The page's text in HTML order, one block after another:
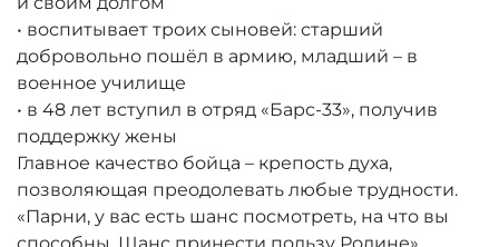
• воспитывает троих сыновей: старший
добровольно пошёл в армию, младший – в
военное училище
• в 48 лет вступил в отряд «Барс-33», получив
поддержку жены
Главное качество бойца – крепость духа,
позволяющая преодолевать любые трудности.
«Парни, у вас есть шанс посмотреть, на что вы